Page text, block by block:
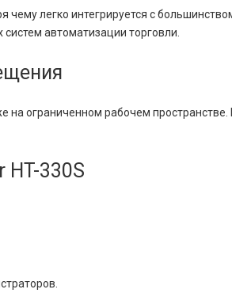
легко интегрируется с
автоматизации торговли.
на ограниченном рабочем
330S